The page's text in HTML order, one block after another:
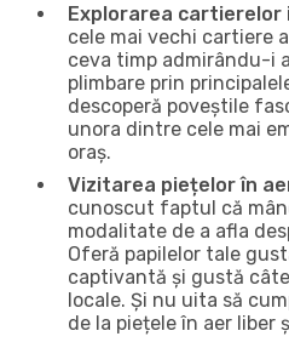
Explorarea cartierelor
cele mai vechi cartiere
ceva timp admirându-i
plimbare prin
descoperă poveștile
unora dintre cele mai
oraș.
Vizitarea piețelor în
cunoscut faptul că
modalitate de a afla
Oferă papilelor tale
captivantă și gustă
locale. Și nu uita să
de la piețele în aer liber